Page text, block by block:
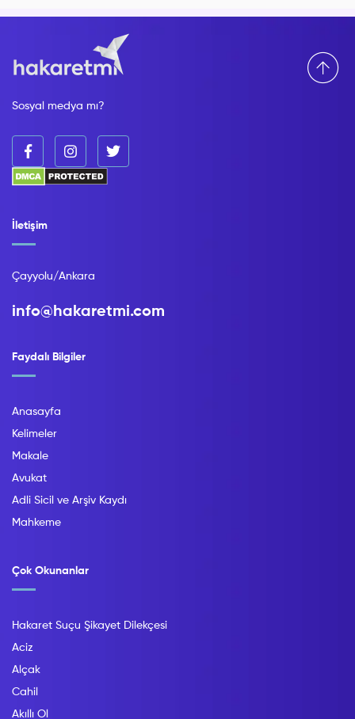
Sosyal medya mı?
Faydalı Bilgiler
Anasayfa
Kelimeler
Makale
Avukat
Adli Sicil ve Arşiv Kaydı
Mahkeme
Çok Okunanlar
Hakaret Suçu Şikayet Dilekçesi
Aciz
Alçak
Cahil
Akıllı Ol
İletişim
Çayyolu/Ankara
info@hakaretmi.com